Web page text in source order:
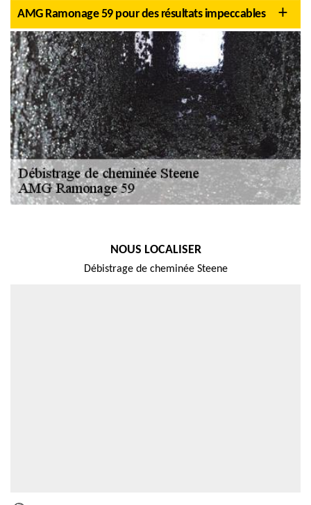
AMG Ramonage 59 pour des résultats impeccables
NOUS LOCALISER
Débistrage de cheminée Steene